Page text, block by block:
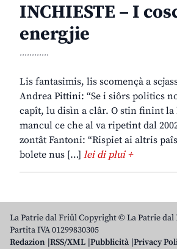
INCHIESTE – I
energjie
............
Lis fantasimis, lis scomençà a
Andrea Pittini: “Se i siôrs politics
capît, lu disìn a clâr. O stin finint la
mancul ce che al va ripetint dal
zontât Fantoni: “Rispiet ai altris
bolete nus […] lei di plui +
La Patrie dal Friûl Copyright © La Patrie dal
Partita IVA 01299830305
Redazion RSS/XML Pubblicità Privacy